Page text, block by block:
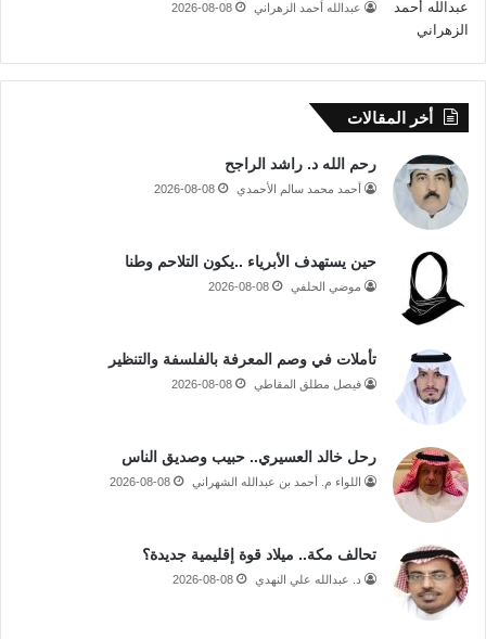
عبدالله أحمد الزهراني 2026-08-08
أخر المقالات
رحم الله د. راشد الراجح
أحمد محمد سالم الأحمدي 2026-08-08
حين يستهدف الأبرياء ..يكون التلاحم وطنا
موضي الحلفي 2026-08-08
تأملات في وصم المعرفة بالفلسفة والتنظير
فيصل مطلق المقاطي 2026-08-08
رحل خالد العسيري.. حبيب وصديق الناس
اللواء م. أحمد بن عبدالله الشهراني 2026-08-08
تحالف مكة.. ميلاد قوة إقليمية جديدة؟
د. عبدالله علي النهدي 2026-08-08